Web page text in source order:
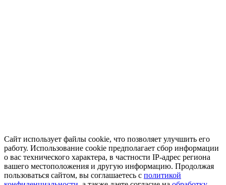
Сайт использует файлы cookie, что позволяет улучшить его
работу. Использование cookie предполагает сбор информации
о вас технического характера, в частности IP-адрес региона
вашего местоположения и другую информацию. Продолжая
пользоваться сайтом, вы соглашаетесь с политикой